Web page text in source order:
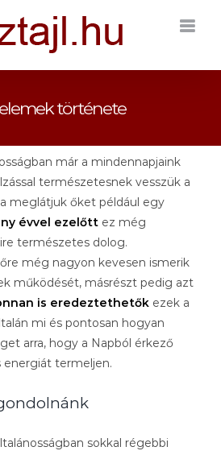
története
már a mindennapjaink
természetesnek vesszük a
meglátjuk őket például egy
évvel ezelőtt ez még
természetes dolog.
még nagyon kevesen ismerik
működését, másrészt pedig azt
is eredeztethetők ezek a
mi és pontosan hogyan
arra, hogy a Napból érkező
energiát termeljen.
sokkal régebbi